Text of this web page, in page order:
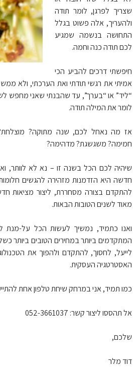
לפרגן, לומר תודה
אלה פשוט בגלל
בנשמה שמגיע
תודה כנה וחמה.
דרכים להביע הכי
את רגשי תודתי ואת הערכתי, ולא ממש
או “בערך”, עד שהבנתי שאני מחפש
את המילה תודה.
מה נאחל לכם, שנה מתוקה? מוצלחת?
משגשגת? מדהימה?
לכם הכל בשנה זו – נא לא לוותר,
היא הזדמנות מזהירה להגשים חלומות
בצורה מסחררת, ליצור מציאות חדשה
לשנים הטובות הבאות.
כתמיד, נמשיך לעשות הכל על-מנת
ביותר במחירים הטובים ביותר
לחסוך, להתקדם ולהפוך את
העסקית.
תמיד, אני במרחק שיחת טלפון אחת
ליצור קשר: 052-3661037
מלר